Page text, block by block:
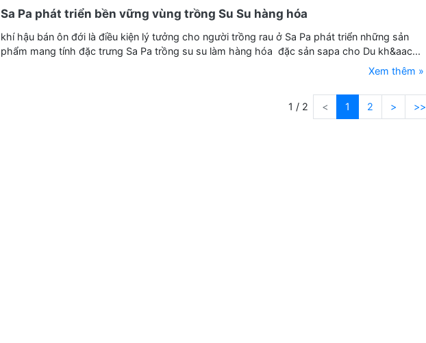
Sa Pa phát triển bền vững vùng trồng Su Su hàng hóa
khí hậu bán ôn đới là điều kiện lý tưởng cho người trồng rau ở Sa Pa phát triển những sản
phẩm mang tính đặc trưng Sa Pa trồng su su làm hàng hóa đặc sản sapa cho Du kh&aac...
Xem thêm »
1 / 2 < 1 2 > >>